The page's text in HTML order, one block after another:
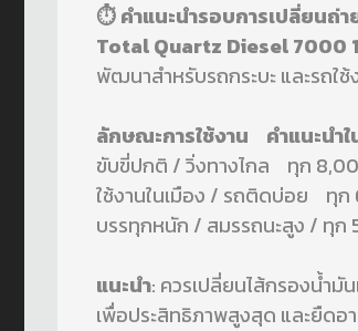
⏱️ คำแนะนำรอบการเปลี่ยนถ่า
Total Quartz Diesel 7000
พัฒนาสำหรับรถกระบะ และรถใ
ลักษณะการใช้งาน คำแนะนำใ
ขับขี่ปกติ / วิ่งทางไกล ทุก
ใช้งานในเมือง / รถติดบ่อย ทุ
บรรทุกหนัก / สมรรถนะสูง / ทุ
แนะนำ: ควรเปลี่ยนไส้กรองน้ำมั
เพื่อประสิทธิภาพสูงสุด และยืด